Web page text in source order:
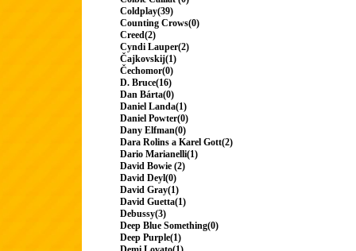
Coldplay(39)
Counting Crows(0)
Creed(2)
Cyndi Lauper(2)
Čajkovskij(1)
Čechomor(0)
D. Bruce(16)
Dan Bárta(0)
Daniel Landa(1)
Daniel Powter(0)
Dany Elfman(0)
Dara Rolins a Karel Gott(2)
Dario Marianelli(1)
David Bowie (2)
David Deyl(0)
David Gray(1)
David Guetta(1)
Debussy(3)
Deep Blue Something(0)
Deep Purple(1)